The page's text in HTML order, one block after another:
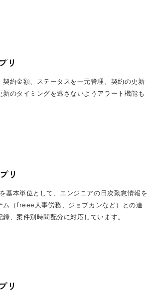
リ
契約金額、ステータスを一元管理。契約の更新
新のタイミングを逃さないようアラート機能も
リ
基本単位として、エンジニアの日次勤怠情報を
ム（freee人事労務、ジョブカンなど）との連
、案件別時間配分に対応しています。
リ